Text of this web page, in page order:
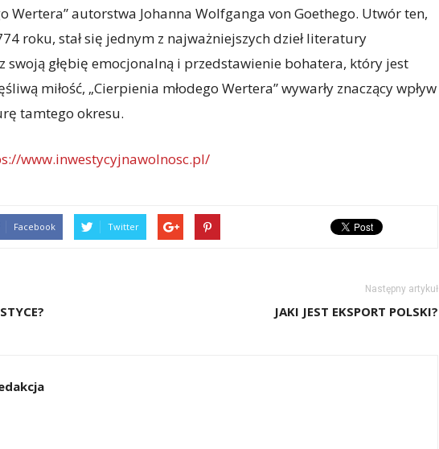
Wertera” autorstwa Johanna Wolfganga von Goethego. Utwór ten,
roku, stał się jednym z najważniejszych dzieł literatury
swoją głębię emocjonalną i przedstawienie bohatera, który jest
miłość, „Cierpienia młodego Wertera” wywarły znaczący wpływ
tamtego okresu.
www.inwestycyjnawolnosc.pl/
Facebook Twitter
Następny artykuł
JAKI JEST EKSPORT POLSKI?